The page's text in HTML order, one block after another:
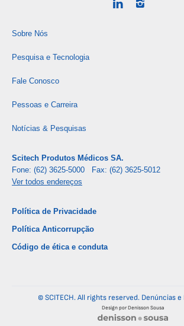
Sobre Nós
Pesquisa e Tecnologia
Fale Conosco
Pessoas e Carreira
Notícias & Pesquisas
Scitech Produtos Médicos SA.
Fone: (62) 3625-5000 Fax: (62) 3625-5012
Ver todos endereços
Política de Privacidade
Política Anticorrupção
Código de ética e conduta
© SCITECH. All rights reserved. Denúncias
Design por Denisson Sousa